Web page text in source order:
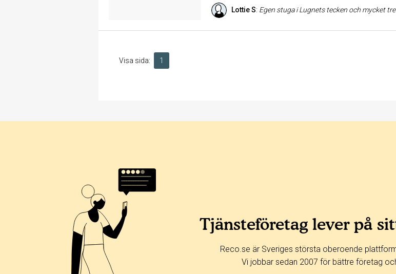
Lottie S: Egen stuga i Lugnets tecken och mycket
Visa sida: 1
Tjänsteföretag lever på
Reco.se är Sveriges största oberoende
Vi jobbar sedan 2007 för bättre företag